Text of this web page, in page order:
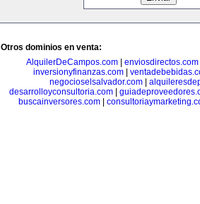
Otros dominios en venta:
AlquilerDeCampos.com
enviosdirectos.com
inversionyfinanzas.com|
negocioselsalvador.com|
desarrolloyconsultoria.com
buscainversores.com|